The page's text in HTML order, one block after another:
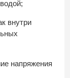
внутри
напряжения